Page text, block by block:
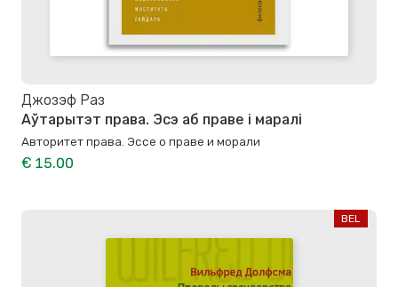
Джозэф Раз
Аўтарытэт права. Эсэ аб праве і маралі
Авторитет права. Эссе о праве и морали
€ 15.00
BEL